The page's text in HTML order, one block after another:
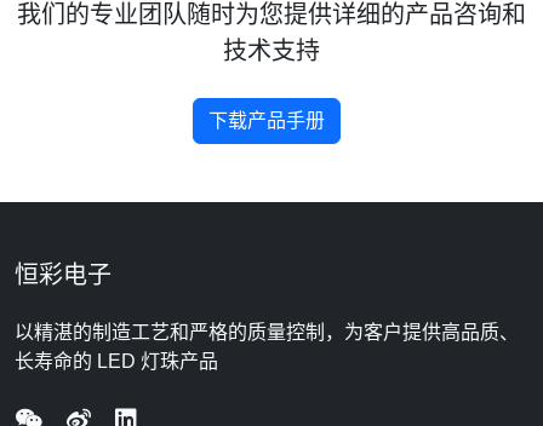
我们的专业团队随时为您提供详细的产品咨询和
技术支持
下载产品手册
恒彩电子
以精湛的制造工艺和严格的质量控制，为客户提供高品质、
长寿命的 LED 灯珠产品